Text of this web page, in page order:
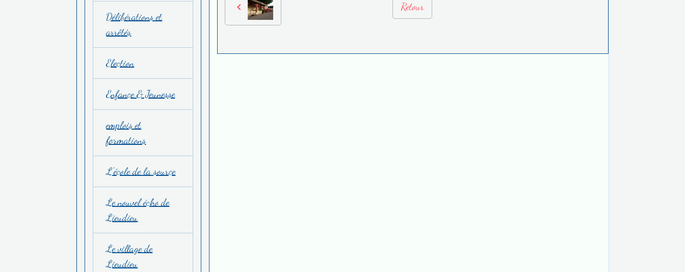
Retour
Délibérations et
arrêtés
Election
Enfance & Jeunesse
emplois et
formations
L'école de la source
Le nouvel écho de
Lieudieu
Le village de
Lieudieu